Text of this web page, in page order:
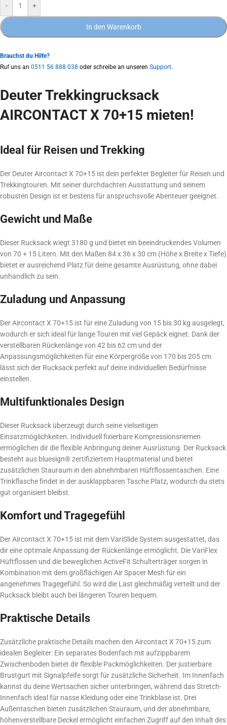
- +
In den Warenkorb
Brauchst du Hilfe?
Ruf uns an 0511 56 888 038 oder schreibe an unseren Support.
Deuter Trekkingrucksack
AIRCONTACT X 70+15 mieten!
Ideal für Reisen und Trekking
Der Deuter Aircontact X 70+15 ist dein perfekter Begleiter für Reisen und
Trekkingtouren. Mit seiner durchdachten Ausstattung und seinem
robusten Design ist er bestens für anspruchsvolle Abenteuer geeignet.
Gewicht und Maße
Dieser Rucksack wiegt 3180 g und bietet ein beeindruckendes Volumen
von 70 + 15 Litern. Mit den Maßen 84 x 36 x 30 cm (Höhe x Breite x Tiefe)
bietet er ausreichend Platz für deine gesamte Ausrüstung, ohne dabei
unhandlich zu sein.
Zuladung und Anpassung
Der Aircontact X 70+15 ist für eine Zuladung von 15 bis 30 kg ausgelegt,
wodurch er sich ideal für lange Touren mit viel Gepäck eignet. Dank der
verstellbaren Rückenlänge von 42 bis 62 cm und der
Anpassungsmöglichkeiten für eine Körpergröße von 170 bis 205 cm
lässt sich der Rucksack perfekt auf deine individuellen Bedürfnisse
einstellen.
Multifunktionales Design
Dieser Rucksack überzeugt durch seine vielseitigen
Einsatzmöglichkeiten. Individuell fixierbare Kompressionsriemen
ermöglichen dir die flexible Anbringung deiner Ausrüstung. Der Rucksack
besteht aus bluesign® zertifiziertem Hauptmaterial und bietet
zusätzlichen Stauraum in den abnehmbaren Hüftflossentaschen. Eine
Trinkflasche findet in der ausklappbaren Tasche Platz, wodurch du stets
gut organisiert bleibst.
Komfort und Tragegefühl
Der Aircontact X 70+15 ist mit dem VariSlide System ausgestattet, das
dir eine optimale Anpassung der Rückenlänge ermöglicht. Die VariFlex
Hüftflossen und die beweglichen ActiveFit Schulterträger sorgen in
Kombination mit dem großflächigen Air Spacer Mesh für ein
angenehmes Tragegefühl. So wird die Last gleichmäßig verteilt und der
Rucksack bleibt auch bei längeren Touren bequem.
Praktische Details
Zusätzliche praktische Details machen den Aircontact X 70+15 zum
idealen Begleiter: Ein separates Bodenfach mit aufzippbarem
Zwischenboden bietet dir flexible Packmöglichkeiten. Der justierbare
Brustgurt mit Signalpfeife sorgt für zusätzliche Sicherheit. Im Innenfach
kannst du deine Wertsachen sicher unterbringen, während das Stretch-
Innenfach ideal für nasse Kleidung oder eine Trinkblase ist. Drei
Außentaschen bieten zusätzlichen Stauraum, und der abnehmbare,
höhenverstellbare Deckel ermöglicht einfachen Zugriff auf den Inhalt des